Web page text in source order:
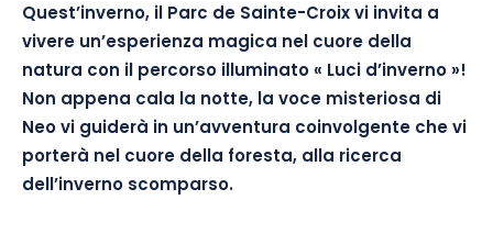
Quest’inverno, il Parc de Sainte-Croix vi invita a
vivere un’esperienza magica nel cuore della
natura con il percorso illuminato « Luci d’inverno »!
Non appena cala la notte, la voce misteriosa di
Neo vi guiderà in un’avventura coinvolgente che vi
porterà nel cuore della foresta, alla ricerca
dell’inverno scomparso.